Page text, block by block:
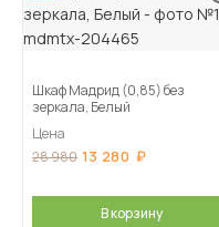
Шкаф Мадрид (0,85) без
зеркала, Белый
Цена
28 980 13 280
В корзину